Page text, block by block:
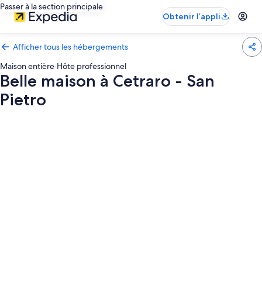
Passer à la section principale
Obtenir l’appli
Afficher tous les hébergements
Maison entière·Hôte professionnel
Belle maison à Cetraro - San
Pietro